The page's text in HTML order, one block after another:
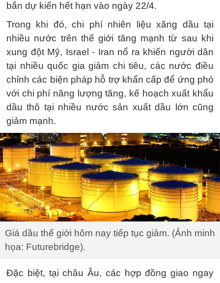
bắn dự kiến hết hạn vào ngày 22/4.
Trong khi đó, chi phí nhiên liệu xăng dầu tại
nhiều nước trên thế giới tăng mạnh từ sau khi
xung đột Mỹ, Israel - Iran nổ ra khiến người dân
tại nhiều quốc gia giảm chi tiêu, các nước điều
chỉnh các biện pháp hỗ trợ khẩn cấp để ứng phó
với chi phí năng lượng tăng, kế hoạch xuất khẩu
dầu thô tại nhiều nước sản xuất dầu lớn cũng
giảm mạnh.
Giá dầu thế giới hôm nay tiếp tục giảm. (Ảnh minh
họa: Futurebridge).
Đặc biệt, tại châu Âu, các hợp đồng giao ngay